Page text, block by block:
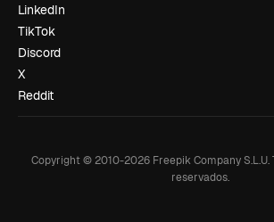
LinkedIn
TikTok
Discord
X
Reddit
Copyright © 2010-2026 Freepik Company S.L.U.
reservados.